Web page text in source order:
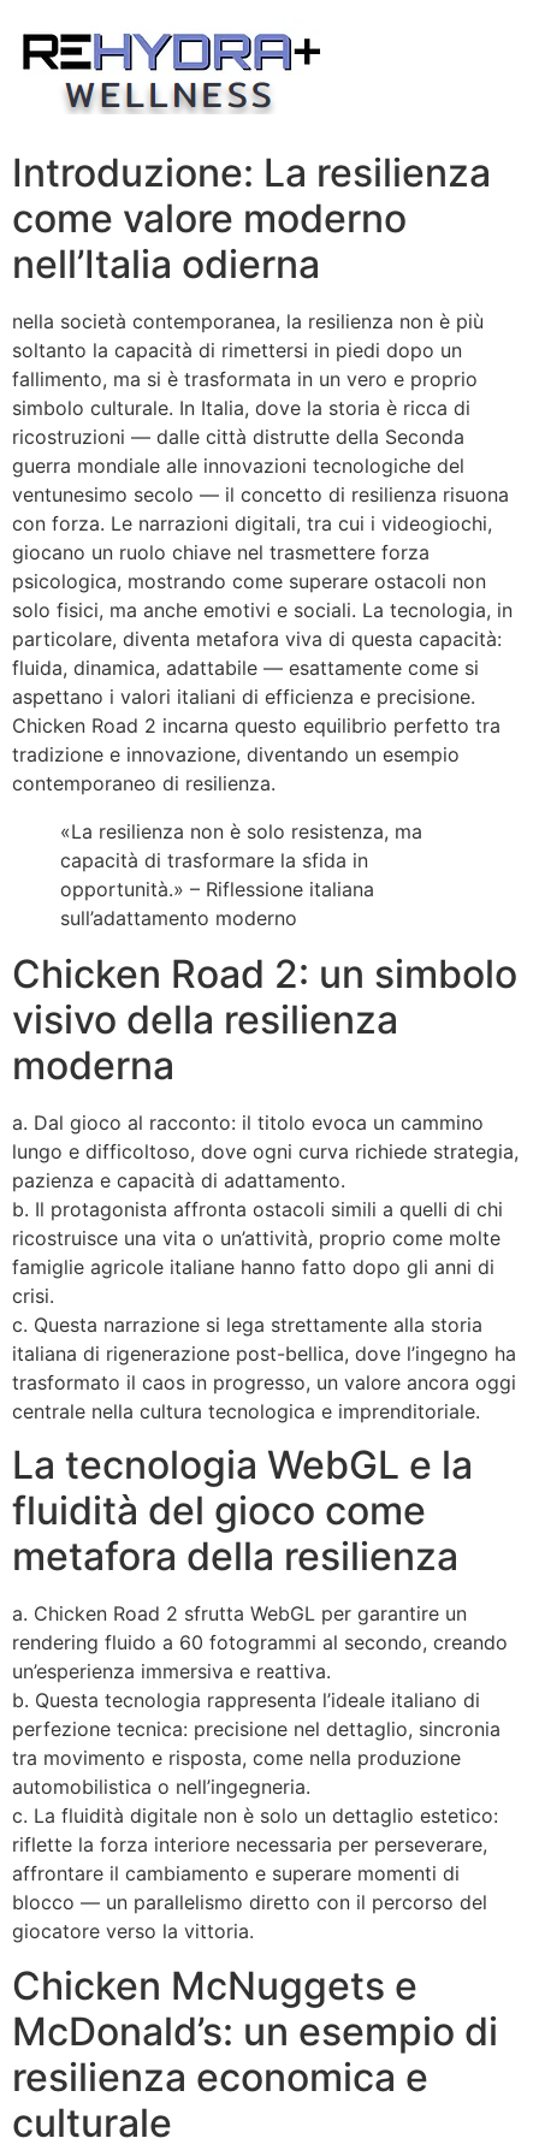
content
Introduzione: La resilienza
come valore moderno
nell’Italia odierna
nella società contemporanea, la resilienza non è più
soltanto la capacità di rimettersi in piedi dopo un
fallimento, ma si è trasformata in un vero e proprio
simbolo culturale. In Italia, dove la storia è ricca di
ricostruzioni — dalle città distrutte della Seconda
guerra mondiale alle innovazioni tecnologiche del
ventunesimo secolo — il concetto di resilienza risuona
con forza. Le narrazioni digitali, tra cui i videogiochi,
giocano un ruolo chiave nel trasmettere forza
psicologica, mostrando come superare ostacoli non
solo fisici, ma anche emotivi e sociali. La tecnologia, in
particolare, diventa metafora viva di questa capacità:
fluida, dinamica, adattabile — esattamente come si
aspettano i valori italiani di efficienza e precisione.
Chicken Road 2 incarna questo equilibrio perfetto tra
tradizione e innovazione, diventando un esempio
contemporaneo di resilienza.
«La resilienza non è solo resistenza, ma
capacità di trasformare la sfida in
opportunità.» – Riflessione italiana
sull’adattamento moderno
Chicken Road 2: un simbolo
visivo della resilienza
moderna
a. Dal gioco al racconto: il titolo evoca un cammino
lungo e difficoltoso, dove ogni curva richiede strategia,
pazienza e capacità di adattamento.
b. Il protagonista affronta ostacoli simili a quelli di chi
ricostruisce una vita o un’attività, proprio come molte
famiglie agricole italiane hanno fatto dopo gli anni di
crisi.
c. Questa narrazione si lega strettamente alla storia
italiana di rigenerazione post-bellica, dove l’ingegno ha
trasformato il caos in progresso, un valore ancora oggi
centrale nella cultura tecnologica e imprenditoriale.
La tecnologia WebGL e la
fluidità del gioco come
metafora della resilienza
a. Chicken Road 2 sfrutta WebGL per garantire un
rendering fluido a 60 fotogrammi al secondo, creando
un’esperienza immersiva e reattiva.
b. Questa tecnologia rappresenta l’ideale italiano di
perfezione tecnica: precisione nel dettaglio, sincronia
tra movimento e risposta, come nella produzione
automobilistica o nell’ingegneria.
c. La fluidità digitale non è solo un dettaglio estetico:
riflette la forza interiore necessaria per perseverare,
affrontare il cambiamento e superare momenti di
blocco — un parallelismo diretto con il percorso del
giocatore verso la vittoria.
Chicken McNuggets e
McDonald’s: un esempio di
resilienza economica e
culturale